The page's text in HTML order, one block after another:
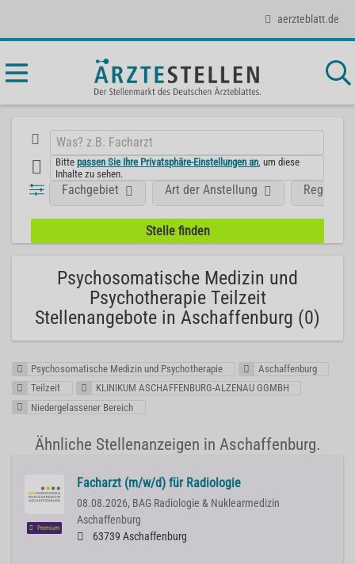
aerzteblatt.de
Bittepassen Sie Ihre Privatsphäre-Einstellungen an , um diese
Inhalte zu sehen.
Fachgebiet Art der Anstellung Region
Psychosomatische Medizin und
Psychotherapie Teilzeit
Stellenangebote in Aschaffenburg (0)
Psychosomatische Medizin und Psychotherapie
Aschaffenburg
Teilzeit
KLINIKUM ASCHAFFENBURG-ALZENAU GGMBH
Niedergelassener Bereich
Ähnliche Stellenanzeigen in Aschaffenburg.
Premium
Facharzt (m/w/d) für Radiologie
08.08.2026, BAG Radiologie & Nuklearmedizin
Aschaffenburg
63739 Aschaffenburg